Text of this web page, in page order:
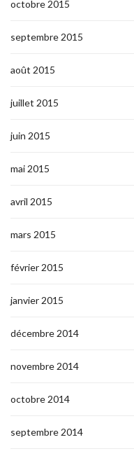
octobre 2015
septembre 2015
août 2015
juillet 2015
juin 2015
mai 2015
avril 2015
mars 2015
février 2015
janvier 2015
décembre 2014
novembre 2014
octobre 2014
septembre 2014